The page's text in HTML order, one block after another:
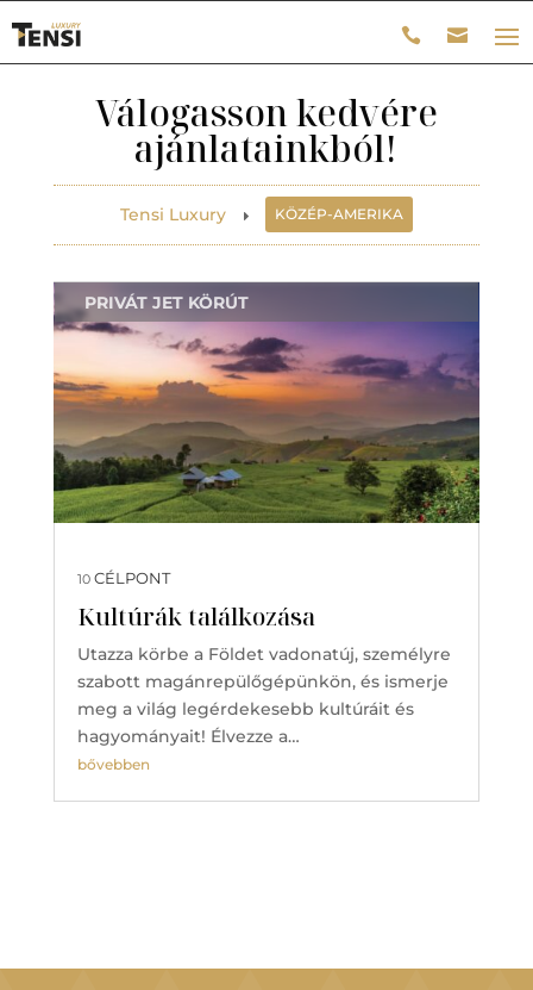
Válogasson kedvére
ajánlatainkból!
Tensi Luxury E KÖZÉP-AMERIKA
Kultúrák találkozása
10CÉLPONT
PRIVÁT JET KÖRÚT
Utazza körbe a Földet vadonatúj, személyre
szabott magánrepülőgépünkön, és ismerje
meg a világ legérdekesebb kultúráit és
hagyományait! Élvezze a…
bővebben